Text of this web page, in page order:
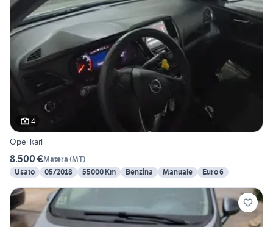
4
Opel karl
8.500 €Matera (MT)
Usato
05/2018 55000 Km Benzina Manuale Euro 6